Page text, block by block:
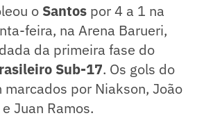
o Santos por 4 a 1 na
feira, na Arena Barueri,
da primeira fase do
Sub-17. Os gols do
por Niakson, João
Juan Ramos.